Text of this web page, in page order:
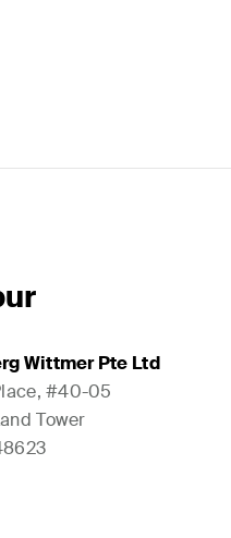
Wittmer Pte Ltd
#40-05
Tower